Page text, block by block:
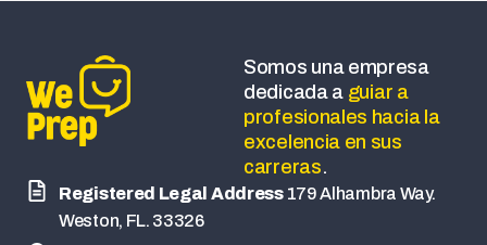
Somos una empresa
dedicada a guiar a
profesionales hacia la
excelencia en sus
carreras.
Registered Legal Address179 Alhambra Way.
Weston, FL. 33326